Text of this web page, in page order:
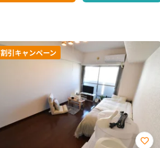
割引キャンペーン